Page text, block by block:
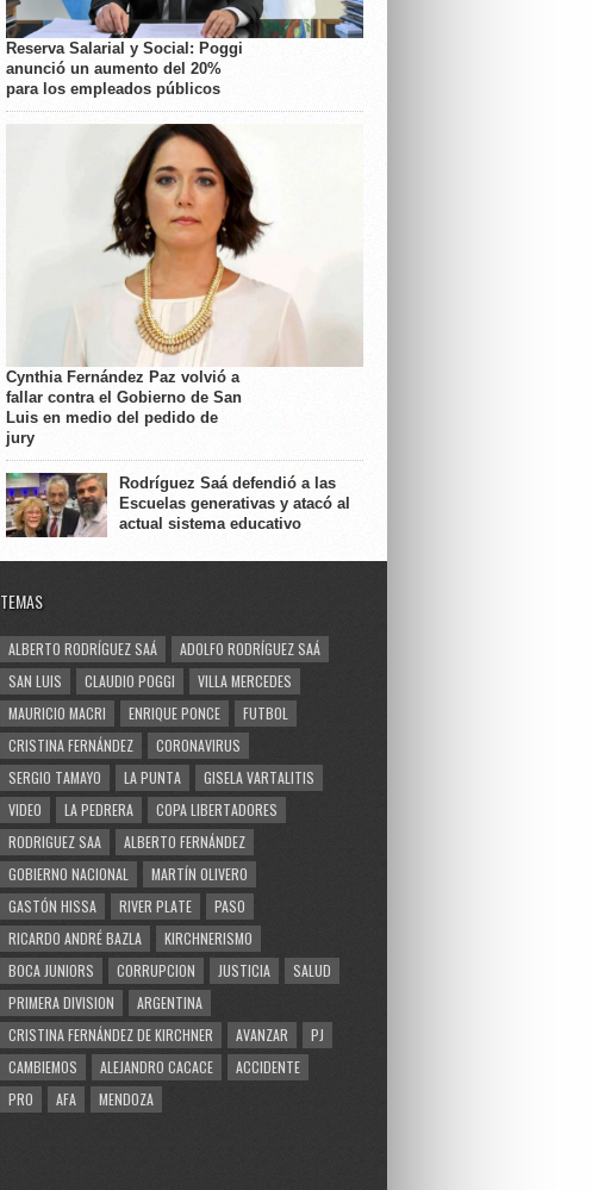
Reserva Salarial y Social: Poggi
anunció un aumento del 20%
para los empleados públicos
Cynthia Fernández Paz volvió a
fallar contra el Gobierno de San
Luis en medio del pedido de
jury
Rodríguez Saá defendió a las
Escuelas generativas y atacó al
actual sistema educativo
TEMAS
ALBERTO RODRÍGUEZ SAÁ
ADOLFO RODRÍGUEZ SAÁ
SAN LUIS
CLAUDIO POGGI
VILLA MERCEDES
MAURICIO MACRI
ENRIQUE PONCE
FUTBOL
CRISTINA FERNÁNDEZ
CORONAVIRUS
SERGIO TAMAYO
LA PUNTA
GISELA VARTALITIS
VIDEO
LA PEDRERA
COPA LIBERTADORES
RODRIGUEZ SAA
ALBERTO FERNÁNDEZ
GOBIERNO NACIONAL
MARTÍN OLIVERO
GASTÓN HISSA
RIVER PLATE
PASO
RICARDO ANDRÉ BAZLA
KIRCHNERISMO
BOCA JUNIORS
CORRUPCION JUSTICIA
SALUD
PRIMERA DIVISION
ARGENTINA
CRISTINA FERNÁNDEZ DE KIRCHNER
AVANZAR
PJ
CAMBIEMOS
ALEJANDRO CACACE
ACCIDENTE
PRO
AFA MENDOZA